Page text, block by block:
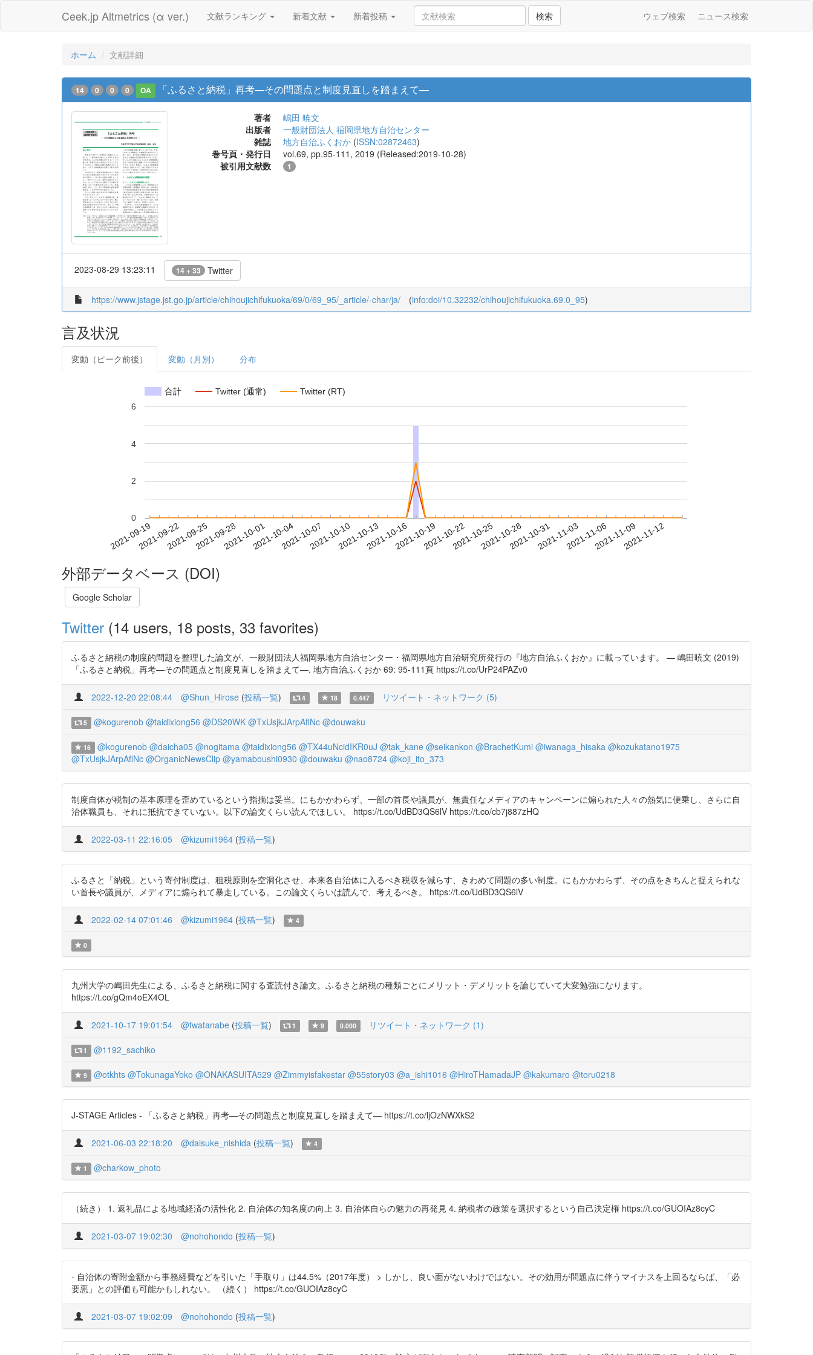
Ceek.jp Altmetrics (α ver.) 文献ランキング 新着文献 新着投稿 検索 ウェブ検索 ニュース検索
ホーム 文献詳細
14 0 0 0 OA 「ふるさと納税」再考―その問題点と制度見直しを踏まえて―
著者
嶋田 暁文
出版者
一般財団法人 福岡県地方自治センター
雑誌
地方自治ふくおか (ISSN:02872463)
巻号頁・発行日
vol.69, pp.95-111, 2019 (Released:2019-10-28)
被引用文献数
1
2023-08-29 13:23:11 14 + 33 Twitter
https://www.jstage.jst.go.jp/article/chihoujichifukuoka/69/0/69_95/_article/-char/ja/ (info:doi/10.32232/chihoujichifukuoka.69.0_95)
言及状況
変動（ピーク前後） 変動（月別） 分布
合計 Twitter (通常) Twitter (RT)
2021-09-192021-09-222021-09-252021-09-282021-10-012021-10-042021-10-072021-10-102021-10-132021-10-162021-10-192021-10-222021-10-252021-10-282021-10-312021-11-032021-11-062021-11-092021-11-12
0
2
4
6
外部データベース (DOI)
Google Scholar
Twitter (14 users, 18 posts, 33 favorites)
ふるさと納税の制度的問題を整理した論文が、一般財団法人福岡県地方自治センター・福岡県地方自治研究所発行の『地方自治ふくおか』に載っています。 — 嶋田暁文 (2019)
「ふるさと納税」再考―その問題点と制度見直しを踏まえて―. 地方自治ふくおか 69: 95-111頁 https://t.co/UrP24PAZv0
2022-12-20 22:08:44 @Shun_Hirose (投稿一覧) 4 18 0.447 リツイート・ネットワーク (5)
5 @kogurenob @taidixiong56 @DS20WK @TxUsjkJArpAflNc @douwaku
16 @kogurenob @daicha05 @nogitama @taidixiong56 @TX44uNcidIKR0uJ @tak_kane @seikankon @BrachetKumi @iwanaga_hisaka @kozukatano1975
@TxUsjkJArpAflNc @OrganicNewsClip @yamaboushi0930 @douwaku @nao8724 @koji_ito_373
制度自体が税制の基本原理を歪めているという指摘は妥当。にもかかわらず、一部の首長や議員が、無責任なメディアのキャンペーンに煽られた人々の熱気に便乗し、さらに自
治体職員も、それに抵抗できていない。以下の論文くらい読んでほしい。 https://t.co/UdBD3QS6lV https://t.co/cb7j887zHQ
2022-03-11 22:16:05 @kizumi1964 (投稿一覧)
ふるさと「納税」という寄付制度は、租税原則を空洞化させ、本来各自治体に入るべき税収を減らす、きわめて問題の多い制度。にもかかわらず、その点をきちんと捉えられな
い首長や議員が、メディアに煽られて暴走している。この論文くらいは読んで、考えるべき。 https://t.co/UdBD3QS6lV
2022-02-14 07:01:46 @kizumi1964 (投稿一覧) 4
0
九州大学の嶋田先生による、ふるさと納税に関する査読付き論文。ふるさと納税の種類ごとにメリット・デメリットを論じていて大変勉強になります。
https://t.co/gQm4oEX4OL
2021-10-17 19:01:54 @fwatanabe (投稿一覧) 1 9 0.000 リツイート・ネットワーク (1)
1 @1192_sachiko
9 @otkhts @TokunagaYoko @ONAKASUITA529 @Zimmyisfakestar @55story03 @a_ishi1016 @HiroTHamadaJP @kakumaro @toru0218
J-STAGE Articles - 「ふるさと納税」再考―その問題点と制度見直しを踏まえて― https://t.co/ljOzNWXkS2
2021-06-03 22:18:20 @daisuke_nishida (投稿一覧) 4
1 @charkow_photo
（続き） 1. 返礼品による地域経済の活性化 2. 自治体の知名度の向上 3. 自治体自らの魅力の再発見 4. 納税者の政策を選択するという自己決定権 https://t.co/GUOIAz8cyC
2021-03-07 19:02:30 @nohohondo (投稿一覧)
- 自治体の寄附金額から事務経費などを引いた「手取り」は44.5%（2017年度） > しかし、良い面がないわけではない。その効用が問題点に伴うマイナスを上回るならば、「必
要悪」との評価も可能かもしれない。 （続く） https://t.co/GUOIAz8cyC
2021-03-07 19:02:09 @nohohondo (投稿一覧)